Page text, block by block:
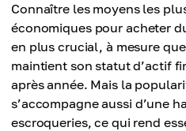
Connaître les moyens les
économiques pour acheter
en plus crucial, à mesure
maintient son statut d’actif
après année. Mais la
s’accompagne aussi d’une
escroqueries, ce qui rend